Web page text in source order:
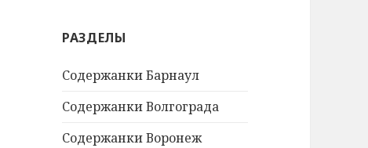
:РАЗДЕЛЫ
Содержанки Барнаул
Содержанки Волгограда
Содержанки Воронеж